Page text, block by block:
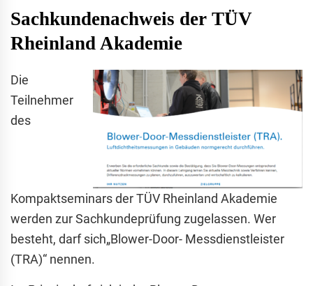
Sachkundenachweis der TÜV
Rheinland Akademie
Die
Teilnehmer
des
Kompaktseminars der TÜV Rheinland Akademie
werden zur Sachkundeprüfung zugelassen. Wer
besteht, darf sich„Blower-Door- Messdienstleister
(TRA)“ nennen.